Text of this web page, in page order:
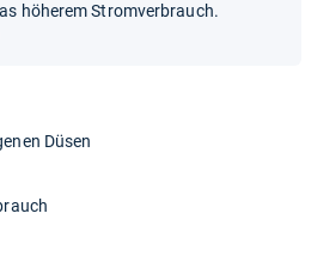
höherem Stromverbrauch.
Düsen